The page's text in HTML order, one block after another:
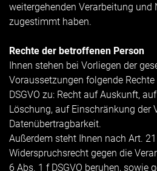
weitergehenden Verarbeitung und
zugestimmt haben.
Rechte der betroffenen Person
Ihnen stehen bei Vorliegen der
Voraussetzungen folgende
DSGVO zu: Recht auf Auskunft,
Löschung, auf Einschränkung der
Datenübertragbarkeit.
Außerdem steht Ihnen nach Art. 21
Widerspruchsrecht gegen die
6 Abs. 1 f DSGVO beruhen, sowie